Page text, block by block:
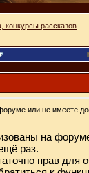
рассказов
или не имеете
на
раз.
прав для